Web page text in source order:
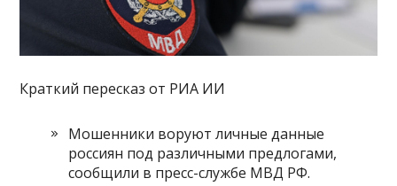
Краткий пересказ от РИА ИИ
Мошенники воруют личные данные
россиян под различными предлогами,
сообщили в пресс-службе МВД РФ.